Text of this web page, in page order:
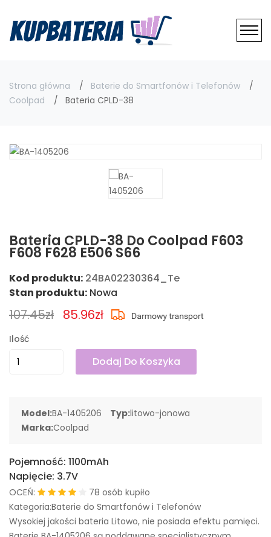
Strona główna
Baterie do Smartfonów i Telefonów
Coolpad
Bateria CPLD-38
Bateria CPLD-38 Do Coolpad F603
F608 F628 E506 S66
Kod produktu: 24BA02230364_Te
Stan produktu: Nowa
107.45zł 85.96zł
Ilość
Dodaj Do Koszyka
Model:BA-1405206 Typ:litowo-jonowa
Marka:Coolpad
Pojemność: 1100mAh
Napięcie: 3.7V
OCEŃ:
78 osób kupiło
Kategoria:Baterie do Smartfonów i Telefonów
Wysokiej jakości bateria Litowo, nie posiada efektu pamięci.